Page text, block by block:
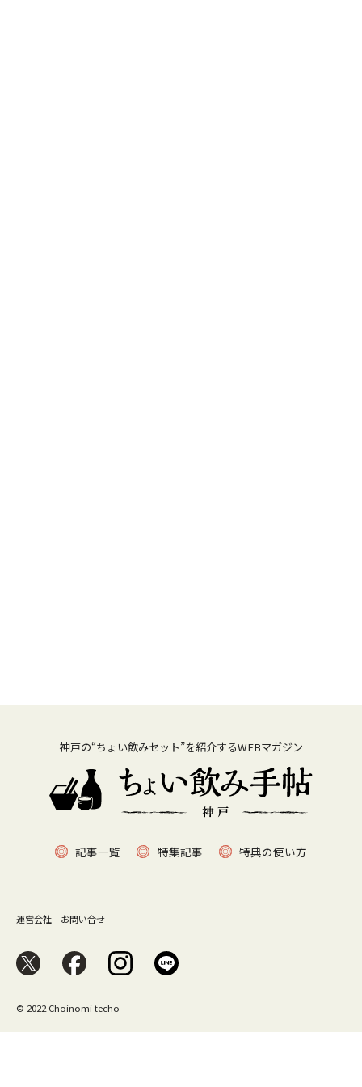
神戸の“ちょい飲みセット”を紹介するWEBマガジン
記事一覧 特集記事 特典の使い方
運営会社 お問い合せ
© 2022 Choinomi techo